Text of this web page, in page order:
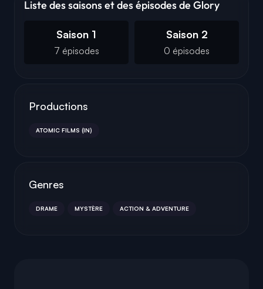
Liste des saisons et des épisodes de Glory
Saison 1
7 épisodes
Saison 2
0 épisodes
Productions
ATOMIC FILMS (IN)
Genres
DRAME MYSTÈRE ACTION & ADVENTURE